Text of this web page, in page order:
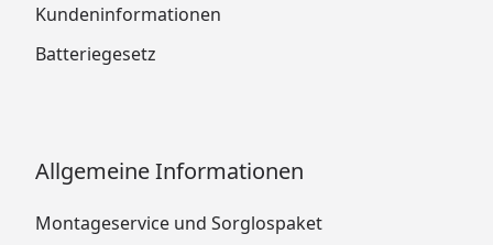
Kundeninformationen
Batteriegesetz
Allgemeine Informationen
Montageservice und Sorglospaket